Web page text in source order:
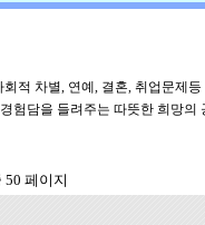
적 차별, 연예, 결혼, 취업문제
험담을 들려주는 따뜻한 희망
50 페이지